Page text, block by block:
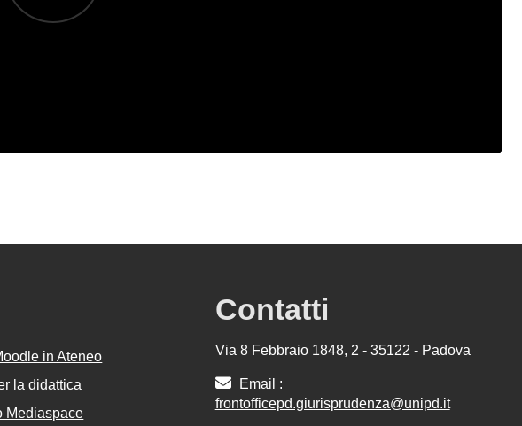
in Ateneo
la didattica
Mediaspace
Contatti
Via 8 Febbraio 1848, 2 - 35122 - Padova
Email :
frontofficepd.giurisprudenza@unipd.it